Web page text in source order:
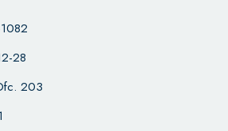
28
203